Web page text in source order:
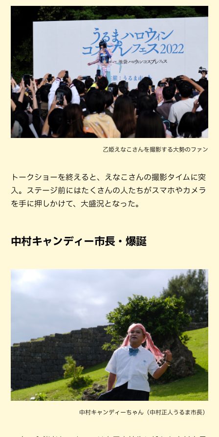
乙姫えなこさんを撮影する大勢のファン
トークショーを終えると、えなこさんの撮影タイムに突
入。ステージ前にはたくさんの人たちがスマホやカメラ
を手に押しかけて、大盛況となった。
中村キャンディー市長・爆誕
中村キャンディーちゃん（中村正人うるま市長）